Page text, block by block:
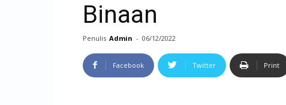
Binaan
Penulis Admin - 06/12/2022
Facebook Twitter Print